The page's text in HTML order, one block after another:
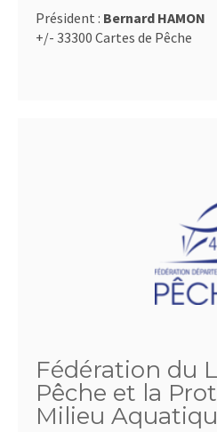
Président : Bernard HAMON
+/- 33300 Cartes de Pêche
Fédération du
Pêche et la
Milieu